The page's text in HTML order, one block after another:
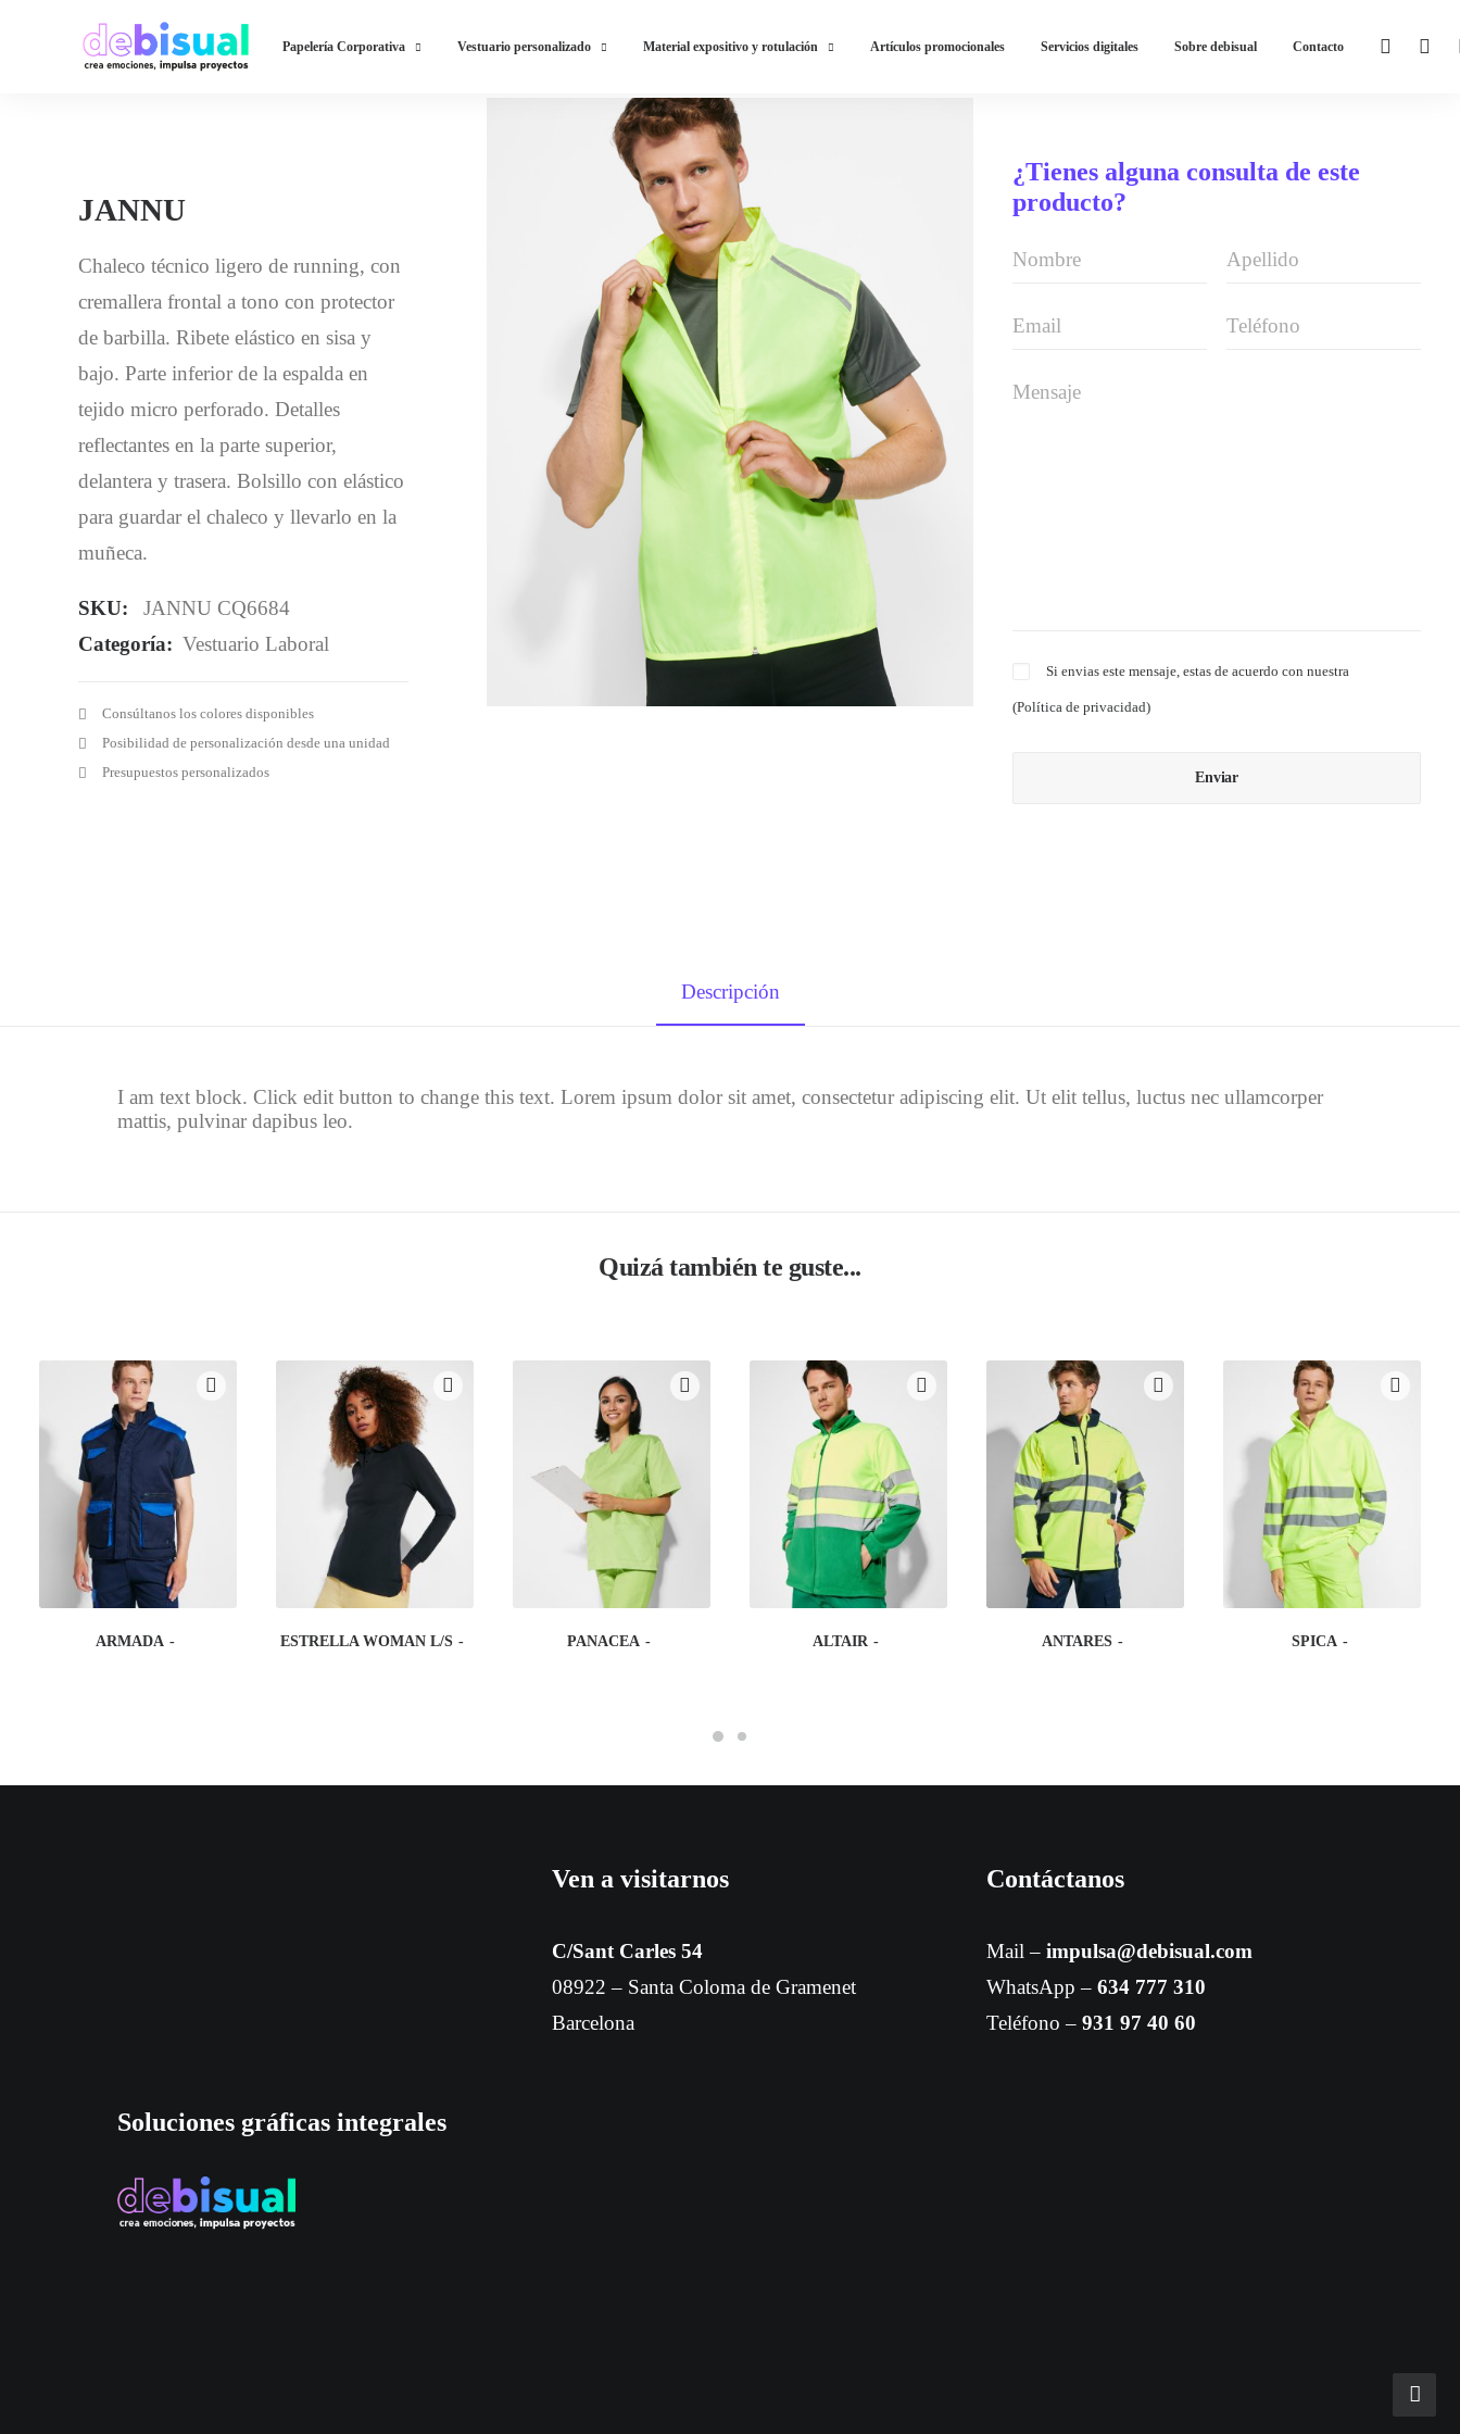
Papelería Corporativa Vestuario personalizado Material expositivo y rotulación Artículos promocionales Servicios digitales Sobre debisual Contacto
JANNU
Chaleco técnico ligero de running, con
cremallera frontal a tono con protector
de barbilla. Ribete elástico en sisa y
bajo. Parte inferior de la espalda en
tejido micro perforado. Detalles
reflectantes en la parte superior,
delantera y trasera. Bolsillo con elástico
para guardar el chaleco y llevarlo en la
muñeca.
SKU:
JANNU CQ6684
Categoría: Vestuario Laboral
Consúltanos los colores disponibles
Posibilidad de personalización desde una unidad
Presupuestos personalizados
¿Tienes alguna consulta de este
producto?
Si envias este mensaje, estas de acuerdo con nuestra
(Política de privacidad)
Descripción
I am text block. Click edit button to change this text. Lorem ipsum dolor sit amet, consectetur adipiscing elit. Ut elit tellus, luctus nec ullamcorper
mattis, pulvinar dapibus leo.
Quizá también te guste...
ARMADA ESTRELLA WOMAN L/S PANACEA ALTAIR ANTARES SPICA
Soluciones gráficas integrales
Ven a visitarnos
C/Sant Carles 54
08922 – Santa Coloma de Gramenet
Barcelona
Contáctanos
Mail – impulsa@debisual.com
WhatsApp – 634 777 310
Teléfono – 931 97 40 60